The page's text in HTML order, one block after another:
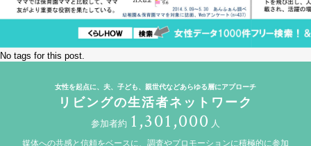
No tags for this post.
女性を起点に、夫、子ども、親世代などあらゆる層にアプローチ
リビングの生活者ネットワーク
参加者約 1,301,000 人
媒体への共感と信頼をベースに、調査やプロモーションに積極的に参加